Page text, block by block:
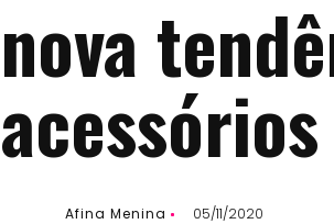
nova
acessórios
Afina Menina 05/11/2020